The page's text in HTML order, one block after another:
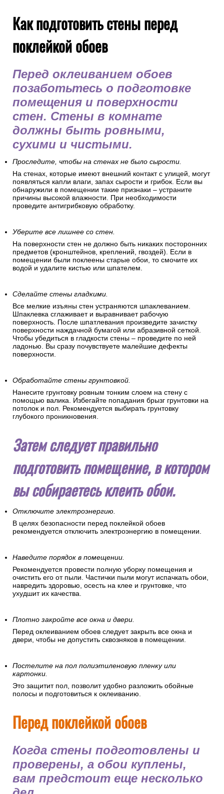
Как подготовить стены перед
поклейкой обоев
Перед оклеиванием обоев
позаботьтесь о подготовке
помещения и поверхности
стен. Стены в комнате
должны быть ровными,
сухими и чистыми.
Проследите, чтобы на стенах не было сырости.
На стенах, которые имеют внешний контакт с улицей, могут
появляться капли влаги, запах сырости и грибок. Если вы
обнаружили в помещении такие признаки – устраните
причины высокой влажности. При необходимости
проведите антигрибковую обработку.
Уберите все лишнее со стен.
На поверхности стен не должно быть никаких посторонних
предметов (кронштейнов, креплений, гвоздей). Если в
помещении были поклеены старые обои, то смочите их
водой и удалите кистью или шпателем.
Сделайте стены гладкими.
Все мелкие изъяны стен устраняются шпаклеванием.
Шпаклевка сглаживает и выравнивает рабочую
поверхность. После шпатлевания произведите зачистку
поверхности наждачной бумагой или абразивной сеткой.
Чтобы убедиться в гладкости стены – проведите по ней
ладонью. Вы сразу почувствуете малейшие дефекты
поверхности.
Обработайте стены грунтовкой.
Нанесите грунтовку ровным тонким слоем на стену с
помощью валика. Избегайте попадания брызг грунтовки на
потолок и пол. Рекомендуется выбирать грунтовку
глубокого проникновения.
Затем следует правильно
подготовить помещение, в котором
вы собираетесь клеить обои.
Отключите электроэнергию.
В целях безопасности перед поклейкой обоев
рекомендуется отключить электроэнергию в помещении.
Наведите порядок в помещении.
Рекомендуется провести полную уборку помещения и
очистить его от пыли. Частички пыли могут испачкать обои,
навредить здоровью, осесть на клее и грунтовке, что
ухудшит их качества.
Плотно закройте все окна и двери.
Перед оклеиванием обоев следует закрыть все окна и
двери, чтобы не допустить сквозняков в помещении.
Постелите на пол полиэтиленовую пленку или
картонки.
Это защитит пол, позволит удобно разложить обойные
полосы и подготовиться к оклеиванию.
Перед поклейкой обоев
Когда стены подготовлены и
проверены, а обои куплены,
вам предстоит еще несколько